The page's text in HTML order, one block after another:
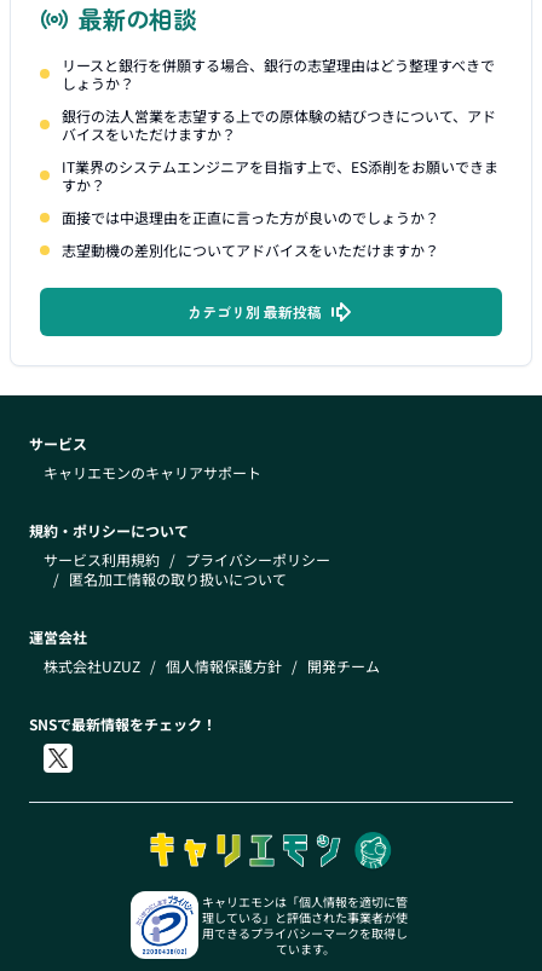
最新の相談
リースと銀行を併願する場合、銀行の志望理由はどう整理すべきで
しょうか？
銀行の法人営業を志望する上での原体験の結びつきについて、アド
バイスをいただけますか？
IT業界のシステムエンジニアを目指す上で、ES添削をお願いできま
すか？
面接では中退理由を正直に言った方が良いのでしょうか？
志望動機の差別化についてアドバイスをいただけますか？
カテゴリ別 最新投稿
サービス
キャリエモンのキャリアサポート
規約・ポリシーについて
サービス利用規約 / プライバシーポリシー
/ 匿名加工情報の取り扱いについて
運営会社
株式会社UZUZ / 個人情報保護方針 / 開発チーム
SNSで最新情報をチェック！
キャリエモンは「個人情報を適切に管
理している」と評価された事業者が使
用できるプライバシーマークを取得し
ています。